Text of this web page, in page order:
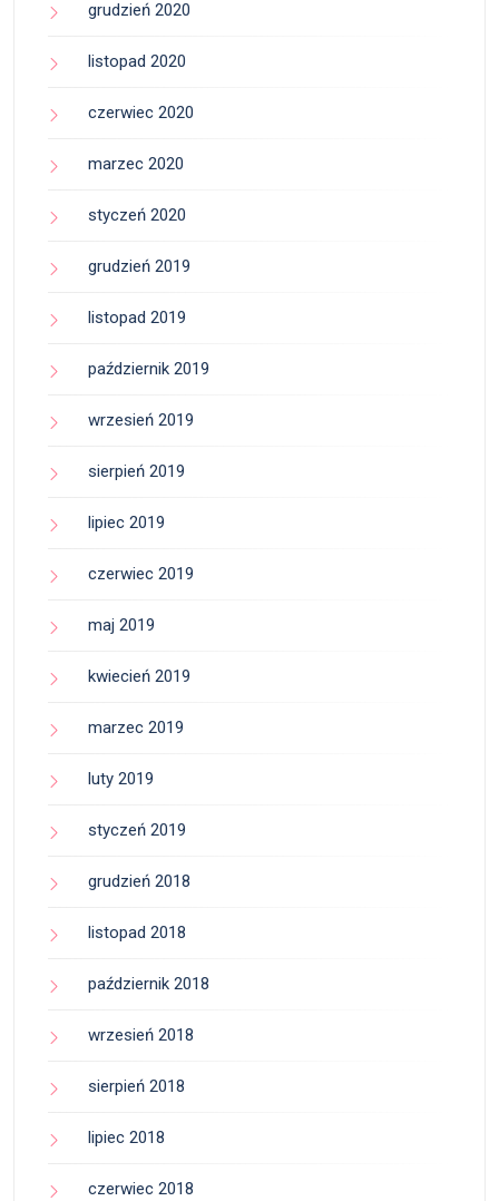
grudzień 2020
listopad 2020
czerwiec 2020
marzec 2020
styczeń 2020
grudzień 2019
listopad 2019
październik 2019
wrzesień 2019
sierpień 2019
lipiec 2019
czerwiec 2019
maj 2019
kwiecień 2019
marzec 2019
luty 2019
styczeń 2019
grudzień 2018
listopad 2018
październik 2018
wrzesień 2018
sierpień 2018
lipiec 2018
czerwiec 2018